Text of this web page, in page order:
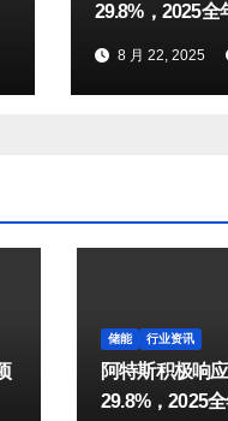
29.8%，2025全
8 月 22, 2025
储能 行业资讯
阿特斯积极响
29.8%，2025